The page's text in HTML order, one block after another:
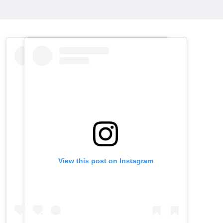
View this post on Instagram
View this post on Instagram